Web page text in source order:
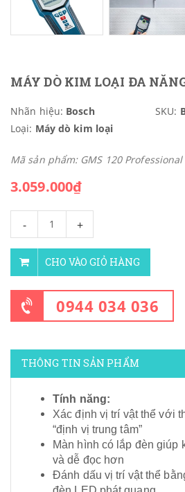
MÁY DÒ KIM LOẠI ĐA
Nhãn hiệu: Bosch SKU:
Loại: Máy dò kim loại
Mã sản phẩm: GMS 120 Professional
3.059.000₫
- +
CHO VÀO GIỎ HÀNG
0944 034 036
THÔNG TIN SẢN PHẨM
Tính năng:
Xác định vị trí vật thể với
“định vị trung tâm”
Màn hình có lắp đèn giúp
và dễ đọc hơn
Đánh dấu vị trí vật thể